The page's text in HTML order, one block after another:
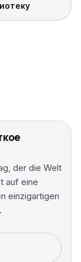
der die Welt
auf eine
einzigartigen